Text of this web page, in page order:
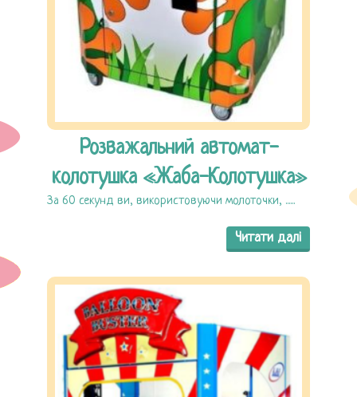
Розважальний автомат-
колотушка «Жаба-Колотушка»
За 60 секунд ви, використовуючи молоточки, ......
Читати далі